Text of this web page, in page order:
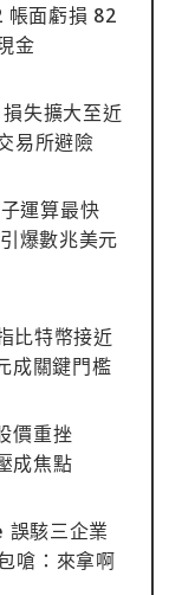
帳面虧損 82
金
失擴大至近
易所避險
運算最快
爆數兆美元
比特幣接近
成關鍵門檻
價重挫
成焦點
誤駭三企業
嗆：來拿啊